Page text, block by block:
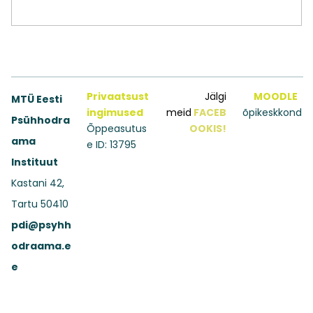
MTÜ Eesti
Psühhodra
ama
Instituut
Kastani 42,
Tartu 50410
pdi@psyhh
odraama.e
e
Privaatsust
ingimused
Õppeasutus
e ID: 13795
Jälgi
meid FACEB
OOKIS!
MOODLE
õpikeskkond